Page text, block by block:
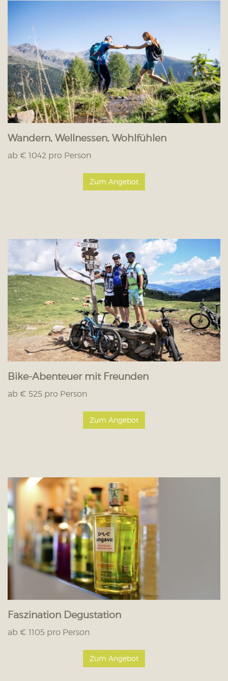
Wandern, Wellnessen, Wohlfühlen
ab € 1042 pro Person
Zum Angebot
Bike-Abenteuer mit Freunden
ab € 525 pro Person
Zum Angebot
Faszination Degustation
ab € 1105 pro Person
Zum Angebot